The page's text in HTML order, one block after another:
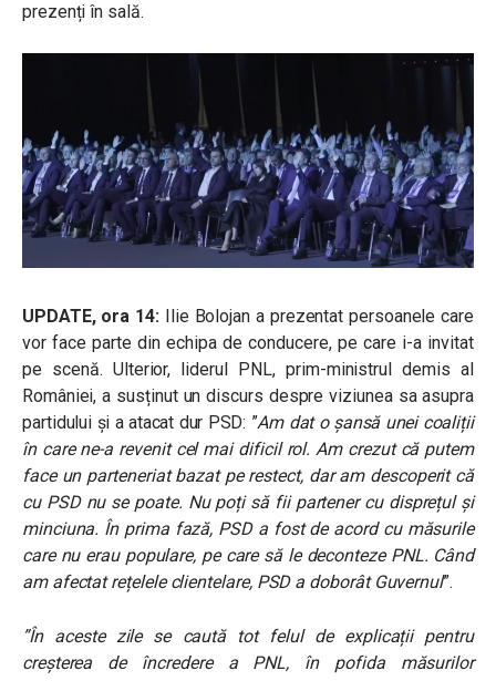
prezenți în sală.
UPDATE, ora 14:Ilie Bolojan a prezentat persoanele care
vor face parte din echipa de conducere, pe care i-a invitat
pe scenă. Ulterior, liderul PNL, prim-ministrul demis al
României, a susținut un discurs despre viziunea sa asupra
partidului și a atacat dur PSD: ”Am dat o șansă unei coaliții
în care ne-a revenit cel mai dificil rol. Am crezut că putem
face un parteneriat bazat pe restect, dar am descoperit că
cu PSD nu se poate. Nu poți să fii partener cu disprețul și
minciuna. În prima fază, PSD a fost de acord cu măsurile
care nu erau populare, pe care să le deconteze PNL. Când
am afectat rețelele clientelare, PSD a doborât Guvernul”.
”În aceste zile se caută tot felul de explicații pentru
creșterea de încredere a PNL, în pofida măsurilor